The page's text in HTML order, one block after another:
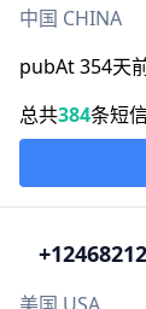
中国 CHINA
pubAt 354天
总共384条短
+1